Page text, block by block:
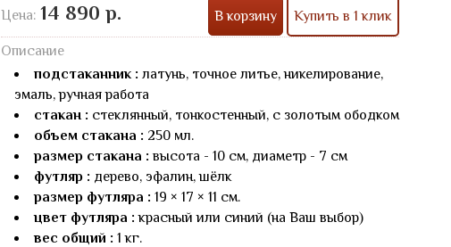
Цена: 14 890 р. В корзину Купить в 1 клик
Описание
подстаканник : латунь, точное литье, никелирование,
эмаль, ручная работа
стакан : стеклянный, тонкостенный, с золотым ободком
объем стакана : 250 мл.
размер стакана : высота - 10 см, диаметр - 7 см
футляр : дерево, эфалин, шёлк
размер футляра : 19 × 17 × 11 см.
цвет футляра : красный или синий (на Ваш выбор)
вес общий : 1 кг.